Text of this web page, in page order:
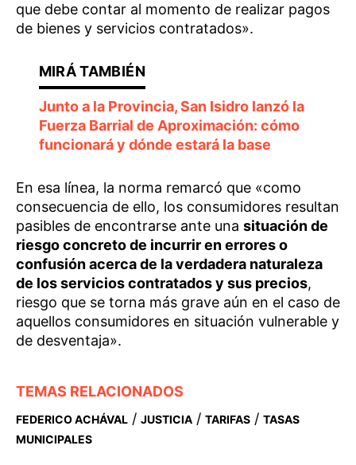
que debe contar al momento de realizar pagos
de bienes y servicios contratados».
Junto a la Provincia, San Isidro lanzó la
Fuerza Barrial de Aproximación: cómo
funcionará y dónde estará la base
En esa línea, la norma remarcó que «como
consecuencia de ello, los consumidores resultan
pasibles de encontrarse ante una situación de
riesgo concreto de incurrir en errores o
confusión acerca de la verdadera naturaleza
de los servicios contratados y sus precios,
riesgo que se torna más grave aún en el caso de
aquellos consumidores en situación vulnerable y
de desventaja».
TEMAS RELACIONADOS
FEDERICO ACHÁVAL / JUSTICIA / TARIFAS / TASAS
MUNICIPALES